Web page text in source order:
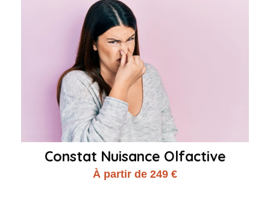
Constat Nuisance Olfactive
À partir de 249 €